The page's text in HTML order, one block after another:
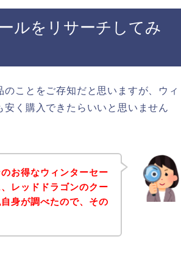
ルをリサーチしてみ
ことをご存知だと思いますが、ウィ
く購入できたらいいと思いません
お得なウィンターセー
レッドドラゴンのクー
身が調べたので、その